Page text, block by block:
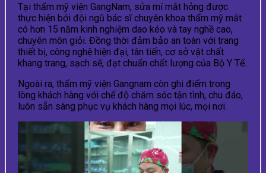
Tại thẩm mỹ viện GangNam, sửa mí mắt hỏng được
thực hiện bởi đội ngũ bác sĩ chuyên khoa thẩm mỹ mắt
có hơn 15 năm kinh nghiệm dao kéo và tay nghề cao,
chuyên môn giỏi. Đồng thời đảm bảo an toàn với trang
thiết bị, công nghệ hiện đại, tân tiến, cơ sở vật chất
khang trang, sạch sẽ, đạt chuẩn chất lượng của Bộ Y Tế.
Ngoài ra, thẩm mỹ viện Gangnam còn ghi điểm trong
lòng khách hàng với chế độ chăm sóc tận tình, chu đáo,
luôn sẵn sàng phục vụ khách hàng mọi lúc, mọi nơi.